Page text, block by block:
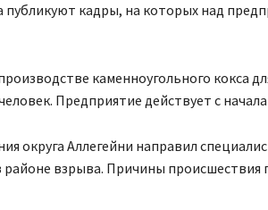
кадры, на которых над
каменноугольного кокса
Предприятие действует с начала
округа Аллегейни направил
районе взрыва. Причины происшествия